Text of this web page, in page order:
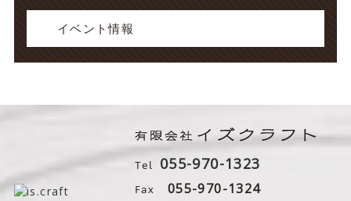
イベント情報
Tel 055-970-1323
Fax 055-970-1324